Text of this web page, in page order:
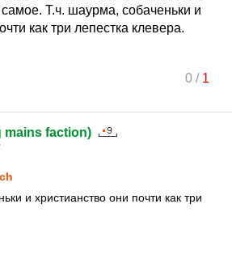
Т.ч. шаурма, собаченьки и
как три лепестка клевера.
0/ 1
mains faction)
и христианство они почти как три